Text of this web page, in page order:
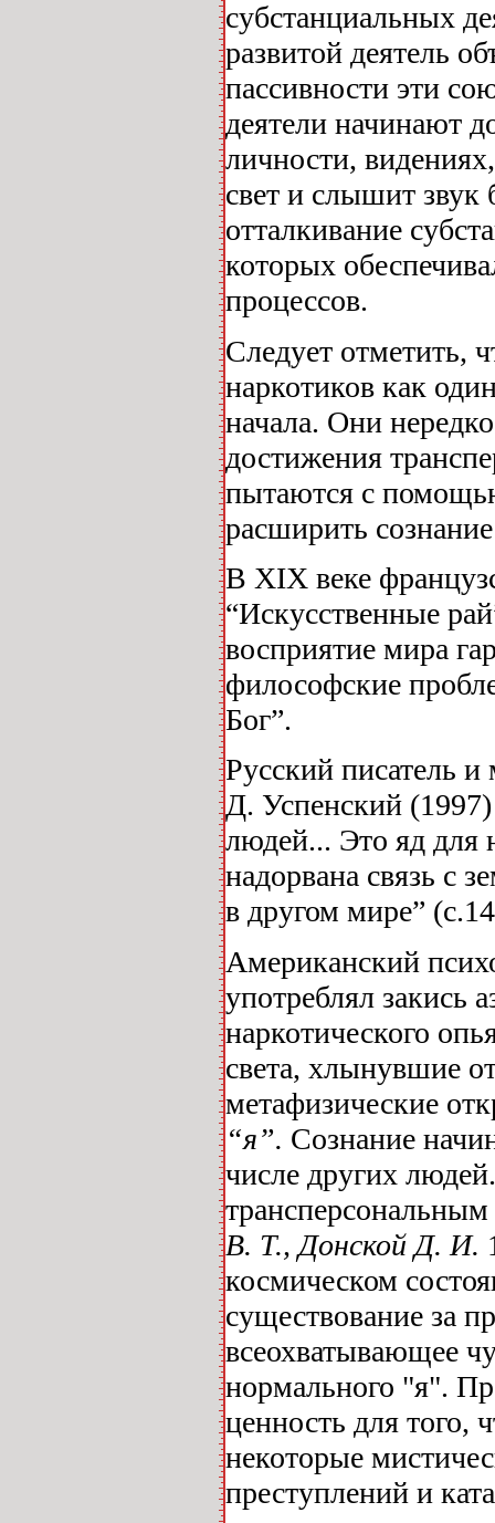
субстанциальных
развитой деятель
пассивности эти
деятели начинают
личности,
свет и слышит звук
отталкивание
которых
процессов.
Следует отметить,
наркотиков как
начала. Они
достижения
пытаются с
расширить
В XIX веке
“Искусственные
восприятие мира
философские
Бог”.
Русский писатель и
Д. Успенский
людей... Это яд для
надорвана связь с
в другом мире”
Американский
употреблял закись
наркотического
света, хлынувшие
метафизические
“я”. Сознание
числе других
В. Т., Донской Д. И.
космическом
существование за
всеохватывающее
нормального "я".
ценность для того,
некоторые
преступлений и